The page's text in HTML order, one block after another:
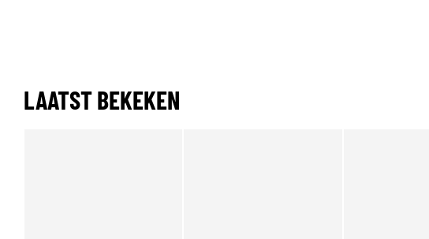
LAATST BEKEKEN